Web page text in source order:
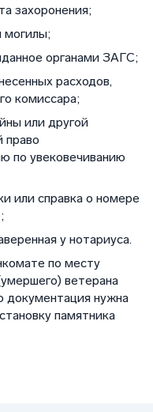
захоронения;
могилы;
органами ЗАГС;
расходов,
комиссара;
или другой
право
по увековечиванию
или справка о номере
у нотариуса.
по месту
ветерана
документация нужна
памятника